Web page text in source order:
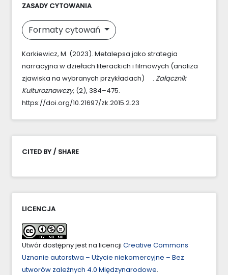
ZASADY CYTOWANIA
Formaty cytowań
Karkiewicz, M. (2023). Metalepsa jako strategia
narracyjna w dziełach literackich i filmowych (analiza
zjawiska na wybranych przykładach) . Załącznik
Kulturoznawczy, (2), 384–475.
https://doi.org/10.21697/zk.2015.2.23
CITED BY / SHARE
LICENCJA
Utwór dostępny jest na licencji Creative Commons
Uznanie autorstwa – Użycie niekomercyjne – Bez
utworów zależnych 4.0 Międzynarodowe.